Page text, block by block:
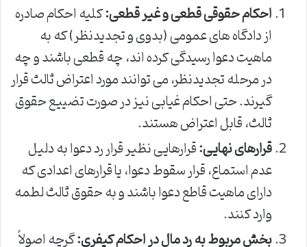
احکام حقوقی قطعی و غیر قطعی:کلیه احکام صادره
از دادگاه های عمومی (بدوی و تجدیدنظر) که به
ماهیت دعوا رسیدگی کرده اند، چه قطعی باشند و چه
در مرحله تجدیدنظر، می توانند مورد اعتراض ثالث قرار
گیرند. حتی احکام غیابی نیز در صورت تضییع حقوق
ثالث، قابل اعتراض هستند.
قرارهای نهایی:قرارهایی نظیر قرار رد دعوا به دلیل
عدم استماع، قرار سقوط دعوا، یا قرارهای اعدادی که
دارای ماهیت قاطع دعوا باشند و به حقوق ثالث لطمه
وارد کنند.
بخش مربوط به رد مال در احکام کیفری:گرچه اصولاً